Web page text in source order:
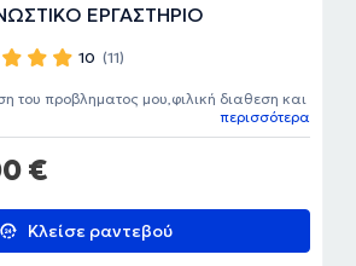
ΕΡΓΑΣΤΗΡΙΟ
10 (11)
€
Κλείσε ραντεβού
του προβληματος μου,φιλική διαθεση και
περισσότερα